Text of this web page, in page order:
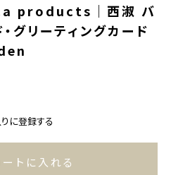
products｜西淑 バ
グリーティングカード
に登録する
ートに入れる